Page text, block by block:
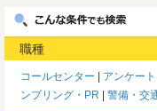
職種
コールセンター アンケー
ンプリング・PR
警備・交